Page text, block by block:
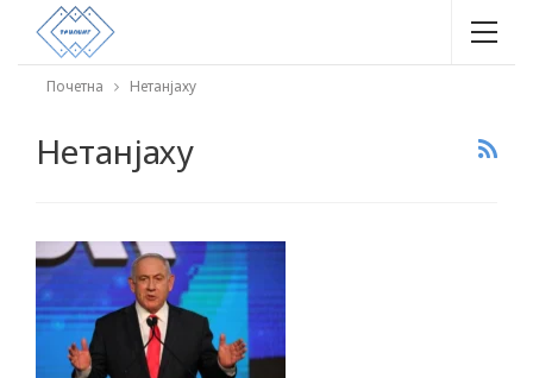
Почетна Нетанјаху
Нетанјаху